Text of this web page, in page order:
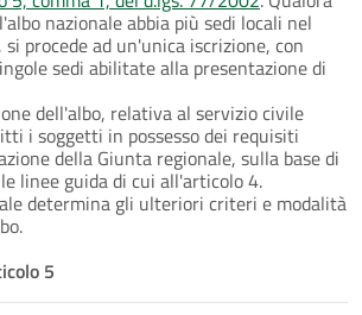
nazionale abbia più sedi locali nel
procede ad un'unica iscrizione, con
sedi abilitate alla presentazione di
dell'albo, relativa al servizio civile
i soggetti in possesso dei requisiti
della Giunta regionale, sulla base di
linee guida di cui all'articolo 4.
determina gli ulteriori criteri e modalità
5